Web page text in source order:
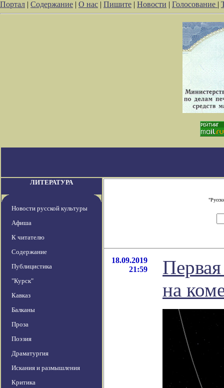
Портал | Содержание | О нас | Пишите | Новости | Голосование |
ЛИТЕРАТУРА
Новости русской культуры
Афиша
К читателю
Содержание
Публицистика
"Курск"
Кавказ
Балканы
Проза
Поэзия
Драматургия
Искания и размышления
Критика
18.09.2019
21:59
на